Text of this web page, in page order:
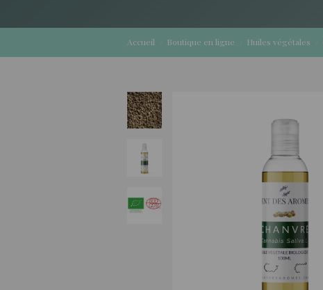
Accueil Boutique en ligne Huiles végétales